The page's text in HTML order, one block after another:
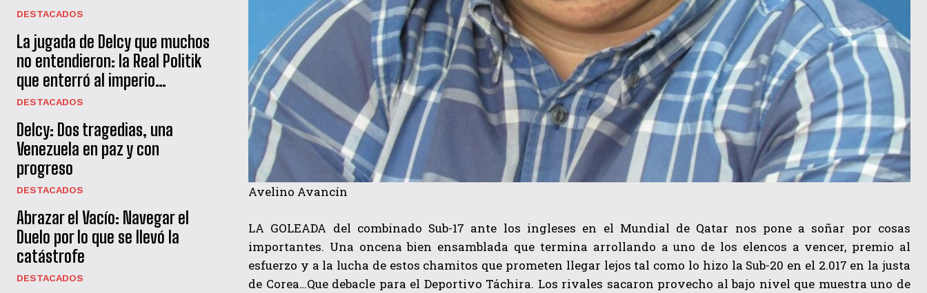
DESTACADOS
La jugada de Delcy que muchos
no entendieron: la Real Politik
que enterró al imperio…
DESTACADOS
Delcy: Dos tragedias, una
Venezuela en paz y con
progreso
DESTACADOS
Abrazar el Vacío: Navegar el
Duelo por lo que se llevó la
catástrofe
DESTACADOS
Avelino Avancín
LA GOLEADA del combinado Sub-17 ante los ingleses en el Mundial de Qatar nos pone a soñar por cosas
importantes. Una oncena bien ensamblada que termina arrollando a uno de los elencos a vencer, premio al
esfuerzo y a la lucha de estos chamitos que prometen llegar lejos tal como lo hizo la Sub-20 en el 2.017 en la justa
de Corea…Que debacle para el Deportivo Táchira. Los rivales sacaron provecho al bajo nivel que muestra uno de